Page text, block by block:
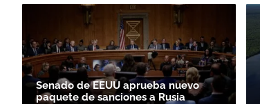
Senado de EEUU aprueba nuevo
paquete de sanciones a Rusia